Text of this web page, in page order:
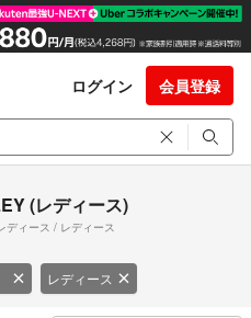
ログイン 会員登録
(レディース)
ディース / レディース
レディース